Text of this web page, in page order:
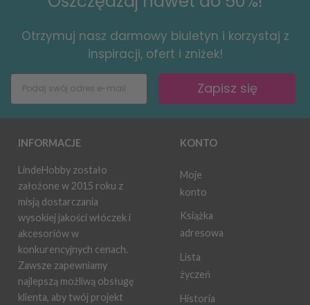
Otrzymuj nasz darmowy biuletyn i korzystaj z
inspiracji, ofert i zniżek!
Zapisz się
INFORMACJE
LindeHobby zostało
założone w 2015 roku z
misją dostarczania
wysokiej jakości włóczek i
akcesoriów w
konkurencyjnych cenach.
Zawsze zapewniamy
najlepszą możliwą obsługę
klienta, aby twój projekt
KONTO
Moje
konto
Książka
adresowa
Lista
życzeń
Historia